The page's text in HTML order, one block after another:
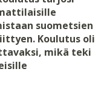
suometsien
Koulutus oli
mikä teki